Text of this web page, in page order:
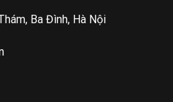
Ba Đình, Hà Nội